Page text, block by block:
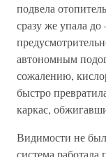
подвела
сразу же упала
автономным
сожалению,
быстро
каркас,
Видимости не
система